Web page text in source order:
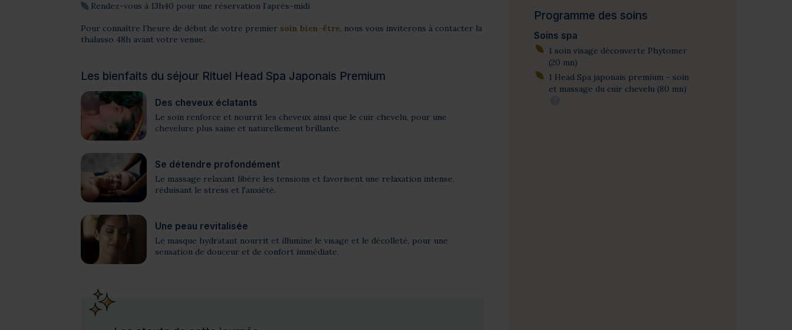
Rendez-vous à 13h40 pour une réservation l’après-midi
Pour connaître l’heure de début de votre premier soin bien-être, nous vous inviterons à contacter la
thalasso 48h avant votre venue.
Les bienfaits du séjour Rituel Head Spa Japonais Premium
Des cheveux éclatants
Le soin renforce et nourrit les cheveux ainsi que le cuir chevelu, pour une
chevelure plus saine et naturellement brillante.
Se détendre profondément
Le massage relaxant libère les tensions et favorisent une relaxation intense,
réduisant le stress et l'anxiété.
Une peau revitalisée
Le masque hydratant nourrit et illumine le visage et le décolleté, pour une
sensation de douceur et de confort immédiate.
Programme des soins
Soins spa
1 soin visage découverte Phytomer
(20 mn)
1 Head Spa japonais premium - soin
et massage du cuir chevelu (80 mn)